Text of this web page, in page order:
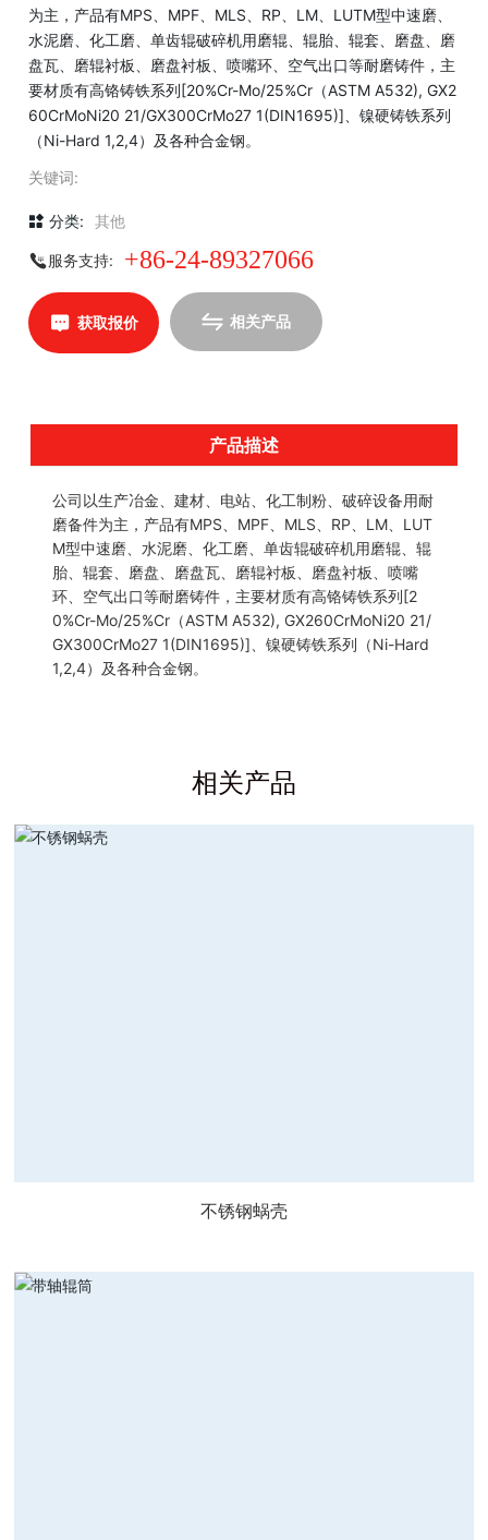
为主，产品有MPS、MPF、MLS、RP、LM、LUTM型中速磨、
水泥磨、化工磨、单齿辊破碎机用磨辊、辊胎、辊套、磨盘、磨
盘瓦、磨辊衬板、磨盘衬板、喷嘴环、空气出口等耐磨铸件，主
要材质有高铬铸铁系列[20%Cr-Mo/25%Cr（ASTM A532), GX2
60CrMoNi20 21/GX300CrMo27 1(DIN1695)]、镍硬铸铁系列
（Ni-Hard 1,2,4）及各种合金钢。
关键词:
分类: 其他
服务支持: +86-24-89327066
获取报价 相关产品
产品描述
公司以生产冶金、建材、电站、化工制粉、破碎设备用耐
磨备件为主，产品有MPS、MPF、MLS、RP、LM、LUT
M型中速磨、水泥磨、化工磨、单齿辊破碎机用磨辊、辊
胎、辊套、磨盘、磨盘瓦、磨辊衬板、磨盘衬板、喷嘴
环、空气出口等耐磨铸件，主要材质有高铬铸铁系列[2
0%Cr-Mo/25%Cr（ASTM A532), GX260CrMoNi20 21/
GX300CrMo27 1(DIN1695)]、镍硬铸铁系列（Ni-Hard
1,2,4）及各种合金钢。
相关产品
不锈钢蜗壳